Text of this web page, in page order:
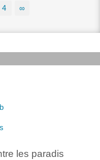
4 ∞
les paradis